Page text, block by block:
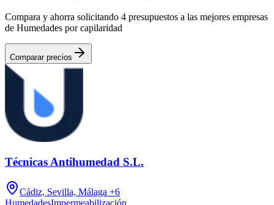
Compara y ahorra solicitando 4 presupuestos a las mejores empresas
de Humedades por capilaridad
Comparar precios
Técnicas Antihumedad S.L.
Cádiz, Sevilla, Málaga +6
HumedadesImpermeabilización